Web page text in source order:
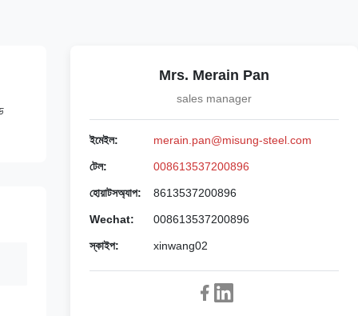
Mrs. Merain Pan
sales manager
ইমেইল: merain.pan@misung-steel.com
টেল: 008613537200896
হোয়াটসঅ্যাপ: 8613537200896
Wechat: 008613537200896
স্কাইপ: xinwang02